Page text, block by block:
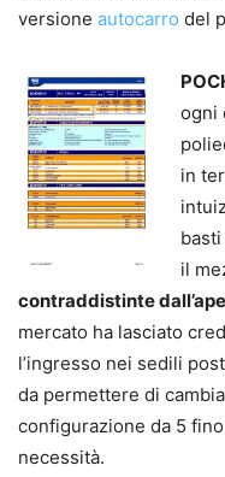
versione autocarro del
ogni
in
il
contraddistinte
mercato ha lasciato
l’ingresso nei sedili
da permettere di
configurazione da 5
necessità.